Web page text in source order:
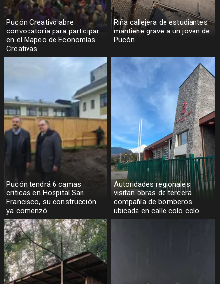
Pucón Creativo abre
convocatoria para participar
en el Mapeo de Economías
Creativas
Riña callejera de estudiantes
mantiene grave a un joven de
Pucón
Pucón tendrá 6 camas
criticas en Hospital San
Francisco, su construcción
ya comenzó
Autoridades regionales
visitan obras de tercera
compañía de bomberos
ubicada en calle colo colo